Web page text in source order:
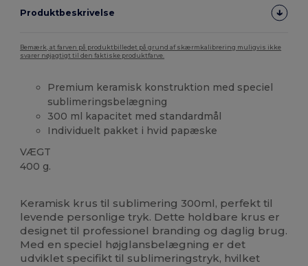
Produktbeskrivelse
Bemærk, at farven på produktbilledet på grund af skærmkalibrering muligvis ikke
svarer nøjagtigt til den faktiske produktfarve.
Premium keramisk konstruktion med speciel
sublimeringsbelægning
300 ml kapacitet med standardmål
Individuelt pakket i hvid papæske
VÆGT
400 g.
Keramisk krus til sublimering 300ml, perfekt til
levende personlige tryk. Dette holdbare krus er
designet til professionel branding og daglig brug.
Med en speciel højglansbelægning er det
udviklet specifikt til sublimeringstryk, hvilket